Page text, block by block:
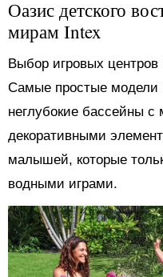
Оазис детского
мирам Intex
Выбор игровых центров
Самые простые модели
неглубокие бассейны с
декоративными
малышей, которые
водными играми.